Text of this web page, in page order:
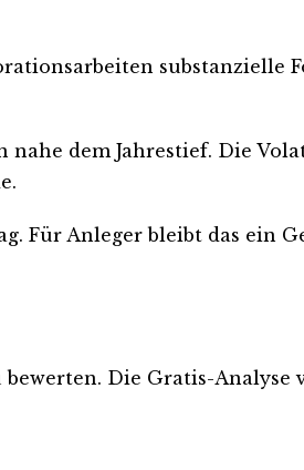
substanzielle
dem Jahrestief. Die
Für Anleger bleibt das ein
Die Gratis-Analyse